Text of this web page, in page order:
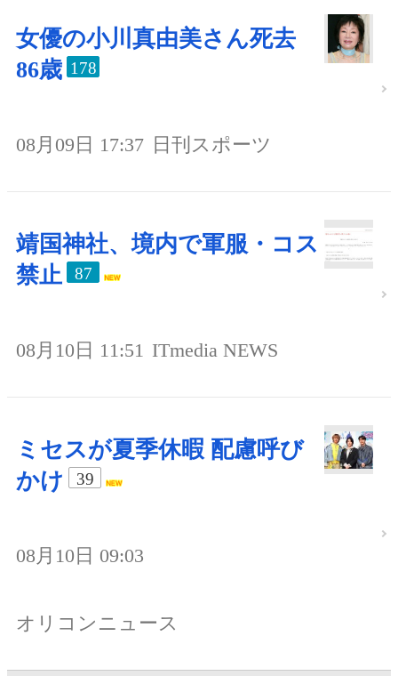
女優の小川真由美さん死去
86歳 178
08月09日 17:37 日刊スポーツ
靖国神社、境内で軍服・コス
禁止
87
08月10日 11:51 ITmedia NEWS
ミセスが夏季休暇 配慮呼び
かけ
39
08月10日 09:03
オリコンニュース